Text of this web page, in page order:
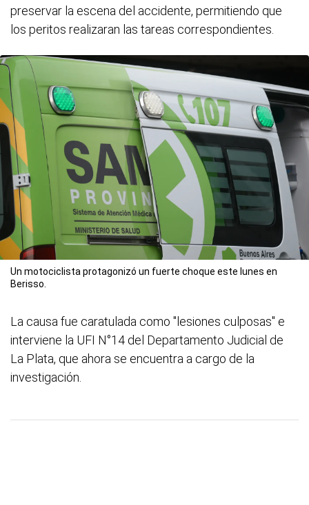
preservar la escena del accidente, permitiendo que
los peritos realizaran las tareas correspondientes.
Un motociclista protagonizó un fuerte choque este lunes en
Berisso.
La causa fue caratulada como "lesiones culposas" e
interviene la UFI N°14 del Departamento Judicial de
La Plata, que ahora se encuentra a cargo de la
investigación.